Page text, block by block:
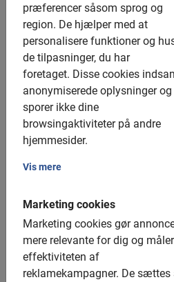
præferencer såsom sprog og
region. De hjælper med at
personalisere funktioner og
de tilpasninger, du har
foretaget. Disse cookies
anonymiserede oplysninger og
sporer ikke dine
browsingaktiviteter på andre
hjemmesider.
Vis mere
Marketing cookies
Marketing cookies gør
mere relevante for dig og måler
effektiviteten af
reklamekampagner. De sættes
Rejsetendenser for
Cykelturisme –
Middelhavet vinder
June 23, 2026
En undersøgelse fra Baja Bikes
rejsepræferencerne inden for
rejsende vælger storbyferier og
analyse af reservationsdata fra Baja
populære end i de foregående år.